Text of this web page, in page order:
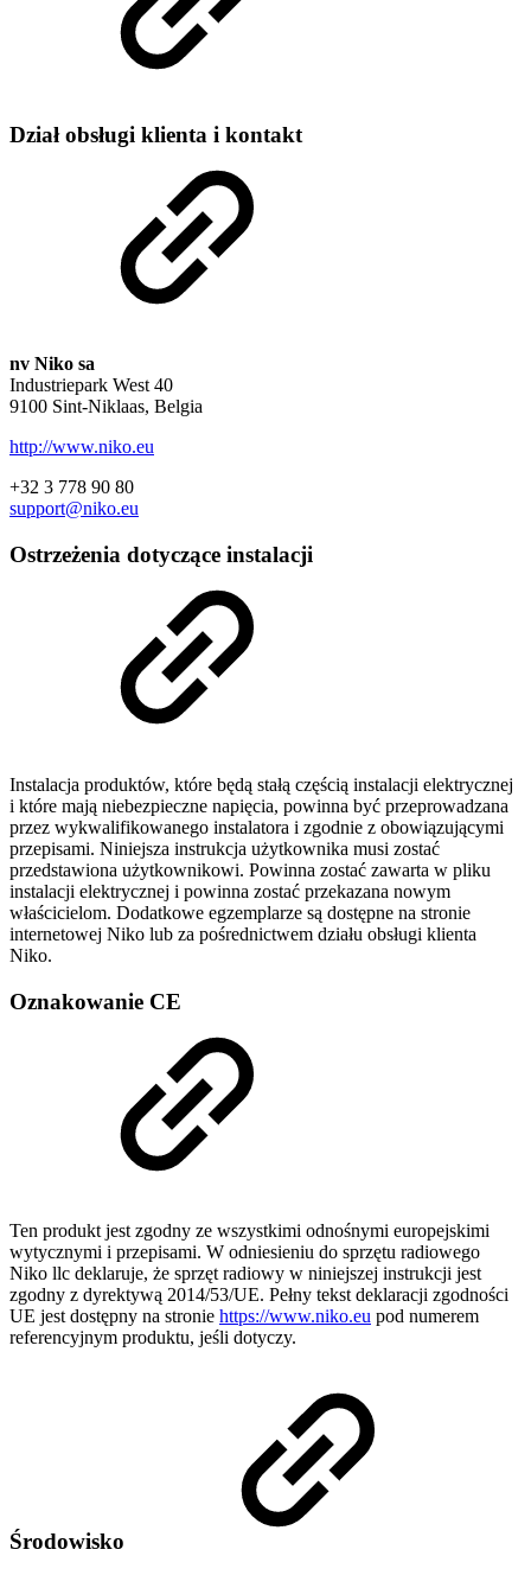
Dział obsługi klienta i kontakt
nv Niko sa
Industriepark West 40
9100 Sint-Niklaas, Belgia
http://www.niko.eu
+32 3 778 90 80
support@niko.eu
Ostrzeżenia dotyczące instalacji
Instalacja produktów, które będą stałą częścią instalacji elektrycznej
i które mają niebezpieczne napięcia, powinna być przeprowadzana
przez wykwalifikowanego instalatora i zgodnie z obowiązującymi
przepisami. Niniejsza instrukcja użytkownika musi zostać
przedstawiona użytkownikowi. Powinna zostać zawarta w pliku
instalacji elektrycznej i powinna zostać przekazana nowym
właścicielom. Dodatkowe egzemplarze są dostępne na stronie
internetowej Niko lub za pośrednictwem działu obsługi klienta
Niko.
Oznakowanie CE
Ten produkt jest zgodny ze wszystkimi odnośnymi europejskimi
wytycznymi i przepisami. W odniesieniu do sprzętu radiowego
Niko llc deklaruje, że sprzęt radiowy w niniejszej instrukcji jest
zgodny z dyrektywą 2014/53/UE. Pełny tekst deklaracji zgodności
UE jest dostępny na stronie https://www.niko.eu pod numerem
referencyjnym produktu, jeśli dotyczy.
Środowisko